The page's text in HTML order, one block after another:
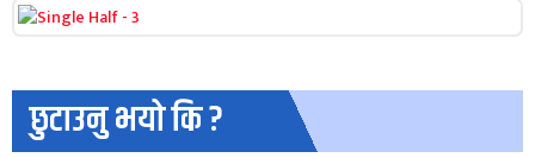
छुटाउनु भयो कि ?